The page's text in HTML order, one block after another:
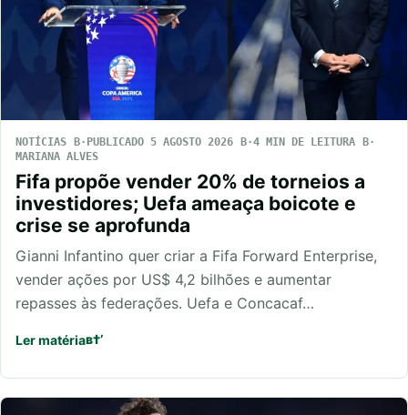
NOTÍCIAS PUBLICADO 5 AGOSTO 2026
4 MIN DE LEITURA
MARIANA ALVES
Fifa propõe vender 20% de torneios a
investidores; Uefa ameaça boicote e
crise se aprofunda
Gianni Infantino quer criar a Fifa Forward Enterprise,
vender ações por US$ 4,2 bilhões e aumentar
repasses às federações. Uefa e Concacaf…
Ler matéria